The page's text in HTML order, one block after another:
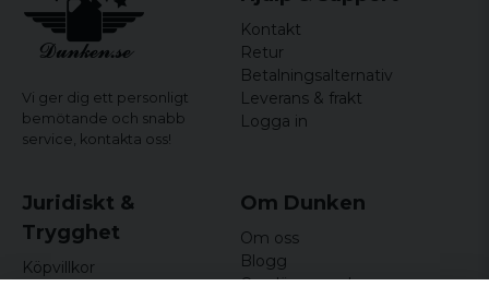
Vi ger dig ett personligt
bemötande och snabb
service, kontakta oss!
Kontakt
Retur
Betalningsalternativ
Leverans & frakt
Logga in
Juridiskt &
Trygghet
Köpvillkor
Om Dunken
Om oss
Blogg